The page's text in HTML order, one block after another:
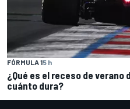
FÓRMULA 15 h
¿Qué es el receso de verano
cuánto dura?